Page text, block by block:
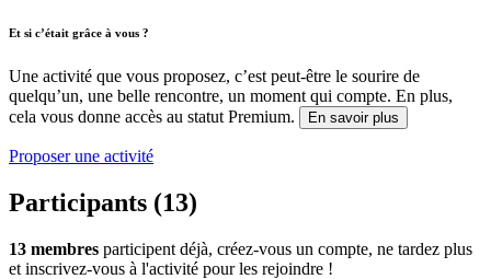
Et si c’était grâce à vous ?
Une activité que vous proposez, c’est peut-être le sourire de
quelqu’un, une belle rencontre, un moment qui compte. En plus,
cela vous donne accès au statut Premium.
En savoir plus
Proposer une activité
Participants (13)
13 membres participent déjà, créez-vous un compte, ne tardez plus
et inscrivez-vous à l'activité pour les rejoindre !